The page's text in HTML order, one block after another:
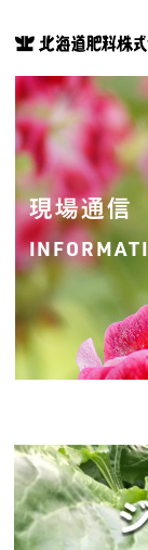
現場通信